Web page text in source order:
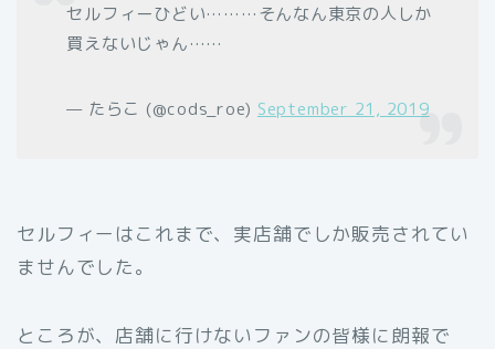
セルフィーひどい………そんなん東京の人しか
買えないじゃん……
— たらこ (@cods_roe) September 21, 2019
セルフィーはこれまで、実店舗でしか販売されてい
ませんでした。
ところが、店舗に行けないファンの皆様に朗報で